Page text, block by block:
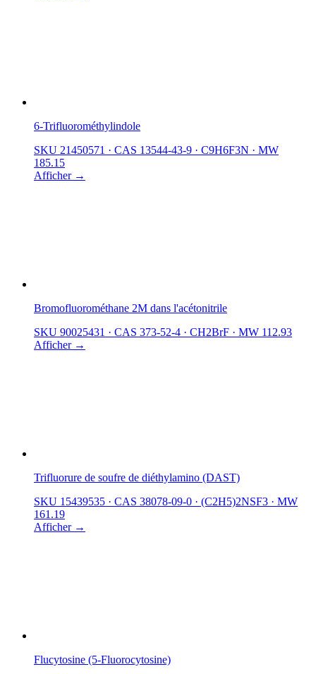
6-Trifluorométhylindole
SKU 21450571 · CAS 13544-43-9 · C9H6F3N · MW
185.15
Afficher →
Bromofluorométhane 2M dans l'acétonitrile
SKU 90025431 · CAS 373-52-4 · CH2BrF · MW 112.93
Afficher →
Trifluorure de soufre de diéthylamino (DAST)
SKU 15439535 · CAS 38078-09-0 · (C2H5)2NSF3 · MW
161.19
Afficher →
Flucytosine (5-Fluorocytosine)